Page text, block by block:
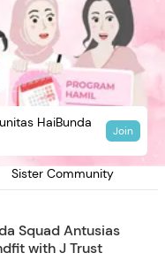
Sister Community
HaiBunda
Join
Squad Antusias
with J Trust